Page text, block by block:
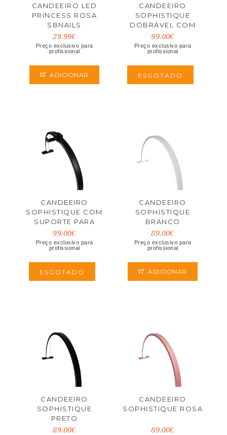
CANDEEIRO LED
PRINCESS ROSA
SBNAILS
29.99€
Preço exclusivo para
profissional
ADICIONAR
CANDEEIRO
SOPHISTIQUE
DOBRÁVEL COM
SUPORTE PARA
TELÉMOVEL
BRANCO
99.00€
Preço exclusivo para
profissional
ESGOTADO
CANDEEIRO
SOPHISTIQUE COM
SUPORTE PARA
TELÉMOVEL
99.00€
Preço exclusivo para
profissional
ESGOTADO
CANDEEIRO
SOPHISTIQUE
BRANCO
89.00€
Preço exclusivo para
profissional
ADICIONAR
CANDEEIRO
SOPHISTIQUE
PRETO
89.00€
CANDEEIRO
SOPHISTIQUE ROSA
89.00€